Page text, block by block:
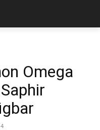
Omega